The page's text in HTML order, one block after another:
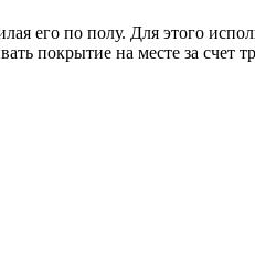
его по полу. Для этого
покрытие на месте за счет